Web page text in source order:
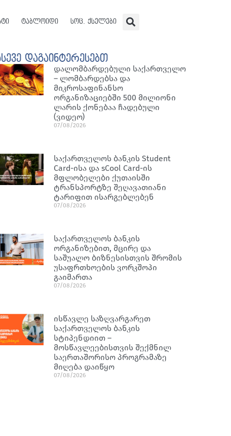
ტაბლოიდი სოც. ქსელები
დაგაინტერესებთ
დალომბარდებული საქართველო
– ლომბარდებსა და
მიკროსაფინანსო
ორგანიზაციებში 500 მილიონი
ლარის ქონებაა ჩადებული
(ვიდეო)
07/08/2026
საქართველოს ბანკის Student
Card-ისა და sCool Card-ის
მფლობელები ქუთაისში
ტრანსპორტზე შეღავათიანი
ტარიფით ისარგებლებენ
07/08/2026
საქართველოს ბანკის
ორგანიზებით, მცირე და
საშუალო ბიზნესისთვის შრომის
უსაფრთხოების ვორკშოპი
გაიმართა
07/08/2026
ისწავლე საზღვარგარეთ
საქართველოს ბანკის
სტიპენდიით –
მოსწავლეებისთვის შექმნილ
საერთაშორისო პროგრამაზე
მიღება დაიწყო
07/08/2026